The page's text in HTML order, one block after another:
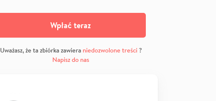
Wpłać teraz
Uważasz, że ta zbiórka zawiera niedozwolone treści?
Napisz do nas